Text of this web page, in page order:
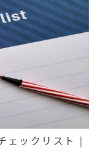
ェックリスト |